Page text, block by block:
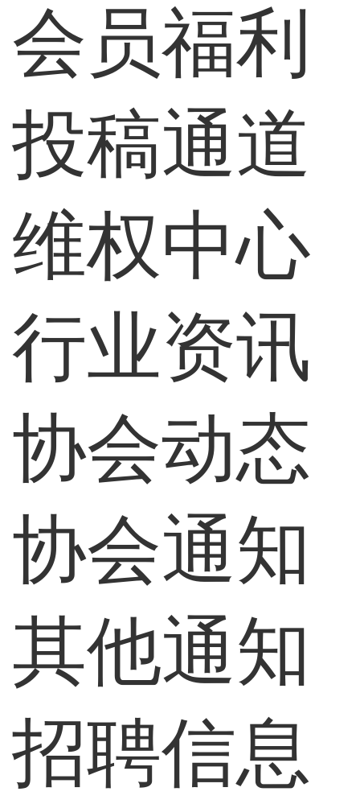
会员福利
投稿通道
维权中心
行业资讯
协会动态
协会通知
其他通知
招聘信息